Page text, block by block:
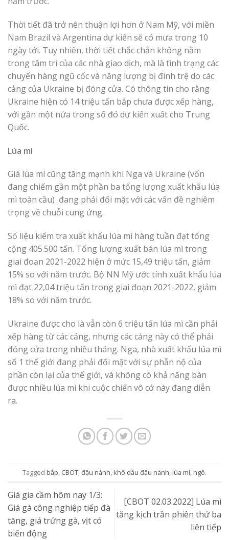
Thời tiết đã trở nên thuận lợi hơn ở Nam Mỹ, với miền
Nam Brazil và Argentina dự kiến ​​sẽ có mưa trong 10
ngày tới. Tuy nhiên, thời tiết chắc chắn không nằm
trong tâm trí của các nhà giao dịch, mà là tình trạng các
chuyến hàng ngũ cốc và năng lượng bị đình trệ do các
cảng của Ukraine bị đóng cửa. Có thông tin cho rằng
Ukraine hiện có 14 triệu tấn bắp chưa được xếp hàng,
với gần một nửa trong số đó dự kiến ​​xuất cho Trung
Quốc.
Lúa mì
Giá lúa mì cũng tăng mạnh khi Nga và Ukraine (vốn
đang chiếm gần một phần ba tổng lượng xuất khẩu lúa
mì toàn cầu) đang phải đối mặt với các vấn đề nghiêm
trọng về chuỗi cung ứng.
Số liệu kiểm tra xuất khẩu lúa mì hàng tuần đạt tổng
cộng 405.500 tấn. Tổng lượng xuất bán lúa mì trong
giai đoạn 2021-2022 hiện ở mức 15,49 triệu tấn, giảm
15% so với năm trước. Bộ NN Mỹ ước tính xuất khẩu lúa
mì đạt 22,04 triệu tấn trong giai đoạn 2021-2022, giảm
18% so với năm trước.
Ukraine được cho là vẫn còn 6 triệu tấn lúa mì cần phải
xếp hàng từ các cảng, nhưng các cảng này có thể phải
đóng cửa trong nhiều tháng. Nga, nhà xuất khẩu lúa mì
số 1 thế giới đang phải đối mặt với sự phẫn nộ của
phần còn lại của thế giới, và không có khả năng bán
được nhiều lúa mì khi cuộc chiến vô cớ này đang diễn
ra.
Tagged bắp, CBOT,đậu nành, khô dầu đậu nành, lúa mì, ngô.
Giá gia cầm hôm nay 1/3:
Giá gà công nghiệp tiếp đà
tăng, giá trứng gà, vịt có
biến động
[CBOT 02.03.2022] Lúa mì
tăng kịch trần phiên thứ ba
liên tiếp